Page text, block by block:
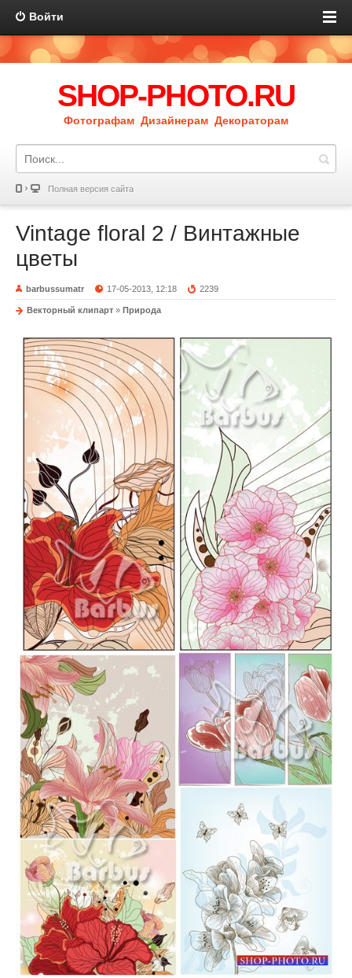
Войти
SHOP-PHOTO.RU
Фотографам Дизайнерам Декораторам
Полная версия сайта
Vintage floral 2 / Винтажные
цветы
barbussumatr 17-05-2013, 12:18 2239
Векторный клипарт » Природа